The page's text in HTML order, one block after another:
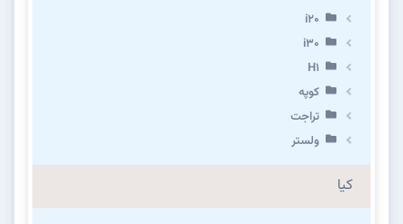
i20
i30
H1
کوپه
تراجت
ولستر
کیا